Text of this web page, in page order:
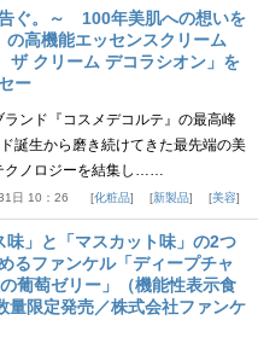
ぐ。～ 100年美肌への想いを
高機能エッセンスクリーム
ザ クリーム デコラシオン」を
ー
ンド『コスメデコルテ』の最高峰
誕生から磨き続けてきた最先端の美
クノロジーを結集し……
日 10：26 化粧品 新製品 美容
味」と「マスカット味」の2つ
るファンケル「ディープチャ
葡萄ゼリー」（機能性表示食
量限定発売／株式会社ファンケ